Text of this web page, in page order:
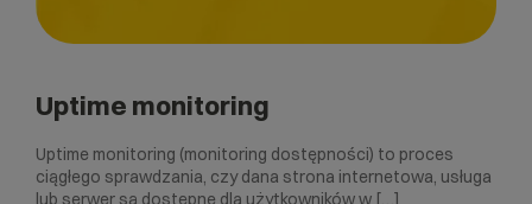
Uptime monitoring
Uptime monitoring (monitoring dostępności) to proces
ciągłego sprawdzania, czy dana strona internetowa, usługa
lub serwer są dostępne dla użytkowników w […]